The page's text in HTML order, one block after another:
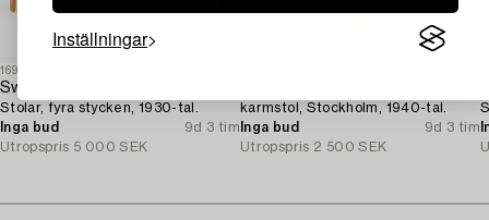
Inställningar
1697174
Swedish Modern
Stolar, fyra stycken, 1930-tal.
Inga bud
9d 3 tim
Utropspris 5 000 SEK
karmstol, Stockholm, 1940-tal.
Inga bud
9d 3 tim
Utropspris 2 500 SEK